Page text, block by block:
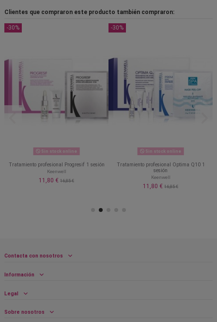
Clientes que compraron este producto también compraron:
-30%
Sin stock online
Tratamiento profesional Progresif 1 sesión
Keenwell
11,80 € 16,85 €
-30%
Sin stock online
Tratamiento profesional Optima Q10 1
sesión
Keenwell
11,80 € 16,85 €
Contacta con nosotros
Información
Legal
Sobre nosotros